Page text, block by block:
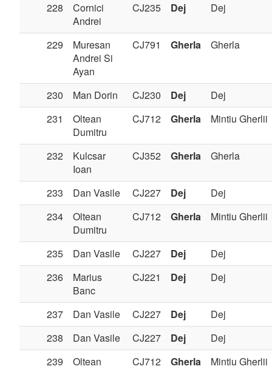
228
Cornici
Andrei
CJ235 Dej Dej
229
Muresan
Andrei Si
Ayan
CJ791 Gherla Gherla
230 Man Dorin CJ230 Dej
Dej
231
Oltean
Dumitru
CJ712 Gherla Mintiu Gherlii
232
Kulcsar
Ioan
CJ352 Gherla Gherla
233 Dan Vasile CJ227 Dej
Dej
234
Oltean
Dumitru
CJ712 Gherla Mintiu Gherlii
235 Dan Vasile CJ227 Dej
Dej
236
Marius
Banc
CJ221 Dej Dej
237 Dan Vasile CJ227 Dej
Dej
238
Dan Vasile CJ227 Dej
Dej
239
Oltean
CJ712 Gherla Mintiu Gherlii